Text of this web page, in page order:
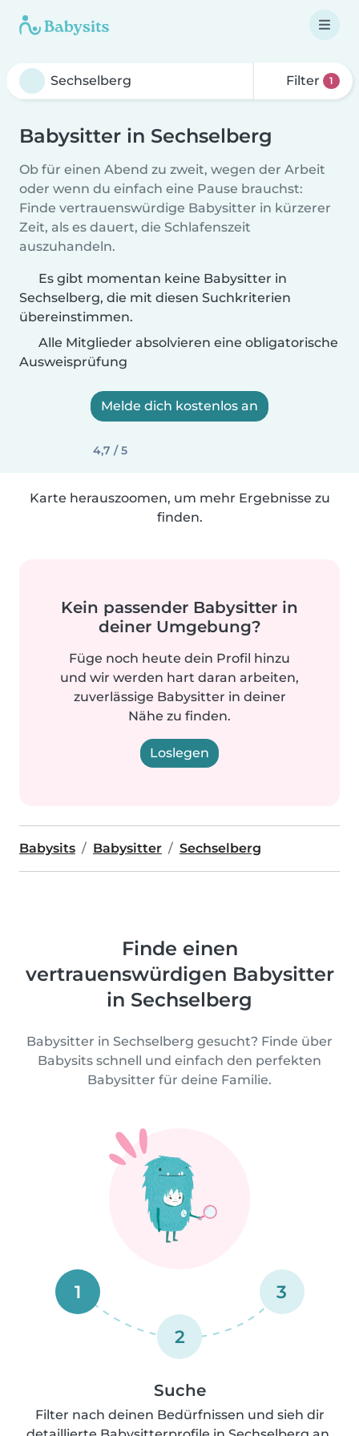
Filter 1
Babysitter in Sechselberg
Ob für einen Abend zu zweit, wegen der Arbeit
oder wenn du einfach eine Pause brauchst:
Finde vertrauenswürdige Babysitter in kürzerer
Zeit, als es dauert, die Schlafenszeit
auszuhandeln.
Es gibt momentan keine Babysitter in
Sechselberg, die mit diesen Suchkriterien
übereinstimmen.
Alle Mitglieder absolvieren eine obligatorische
Ausweisprüfung
Melde dich kostenlos an
4,7 / 5
Karte herauszoomen, um mehr Ergebnisse zu
finden.
Kein passender Babysitter in
deiner Umgebung?
Füge noch heute dein Profil hinzu
und wir werden hart daran arbeiten,
zuverlässige Babysitter in deiner
Nähe zu finden.
Loslegen
Babysits Babysitter Sechselberg
Finde einen
vertrauenswürdigen Babysitter
in Sechselberg
Babysitter in Sechselberg gesucht? Finde über
Babysits schnell und einfach den perfekten
Babysitter für deine Familie.
1
2
3
Suche
Filter nach deinen Bedürfnissen und sieh dir